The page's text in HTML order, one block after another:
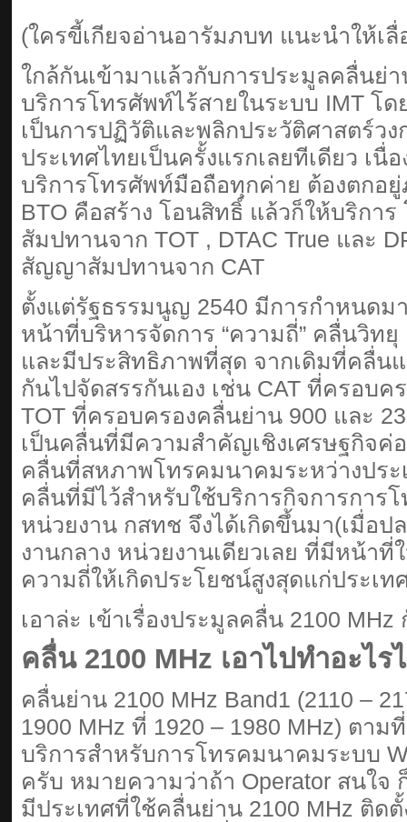
(ใครขี้เกียจอ่านอารัมภบท แนะนำให้เลื่
ใกล้กันเข้ามาแล้วกับการประมูลคลื่นย่
บริการโทรศัพท์ไร้สายในระบบ IMT โ
เป็นการปฏิวัติและพลิกประวัติศาสตร์ว
ประเทศไทยเป็นครั้งแรกเลยทีเดียว เนื่
บริการโทรศัพท์มือถือทุกค่าย ต้องตก
BTO คือสร้าง โอนสิทธิ์ แล้วก็ให้บริกา
สัมปทานจาก TOT , DTAC True และ
สัญญาสัมปทานจาก CAT
ตั้งแต่รัฐธรรมนูญ 2540 มีการกำหนดม
หน้าที่บริหารจัดการ “ความถี่” คลื่นวิทยุ
และมีประสิทธิภาพที่สุด จากเดิมที่คลื่น
กันไปจัดสรรกันเอง เช่น CAT ที่ครอบค
TOT ที่ครอบครองคลื่นย่าน 900 และ
เป็นคลื่นที่มีความสำคัญเชิงเศรษฐกิจค่
คลื่นที่สหภาพโทรคมนาคมระหว่างประ
คลื่นที่มีไว้สำหรับใช้บริการกิจการการ
หน่วยงาน กสทช จึงได้เกิดขึ้นมา(เมื่อป
งานกลาง หน่วยงานเดียวเลย ที่มีหน้าที่
ความถี่ให้เกิดประโยชน์สูงสุดแก่ประเท
เอาล่ะ เข้าเรื่องประมูลคลื่น 2100 MHz
คลื่น 2100 MHz เอาไปทำอะไร
คลื่นย่าน 2100 MHz Band1 (2110 –
1900 MHz ที่ 1920 – 1980 MHz) ตา
บริการสำหรับการโทรคมนาคมระบบ
ครับ หมายความว่าถ้า Operator สนใจ
มีประเทศที่ใช้คลื่นย่าน 2100 MHz ติด